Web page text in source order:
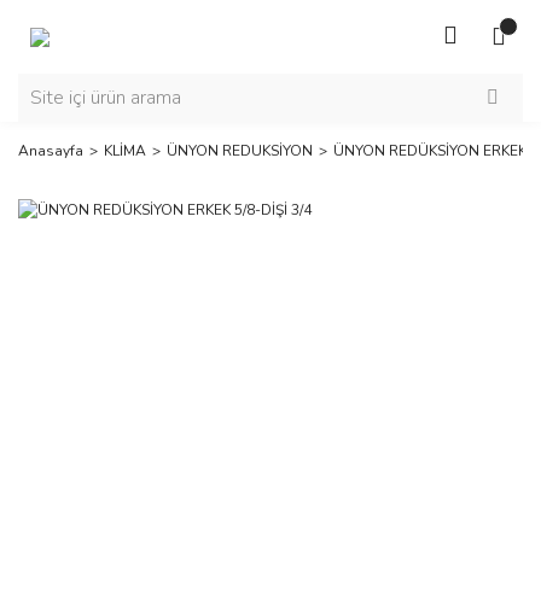
Anasayfa KLİMA ÜNYON REDUKSİYON ÜNYON REDÜKSİYON ERKEK